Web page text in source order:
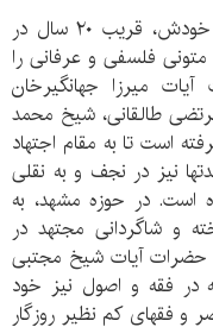
آیت الله میرزا مهدی اصفهانی به فرموده خودش، قریب ۲۰ سال در
فلسفی و عرفانی را
میرزا جهانگیرخان
طالقانی، شیخ محمد
است تا به مقام اجتهاد
نیز در نجف و به نقلی
است. در حوزه مشهد، به
و شاگردانی مجتهد در
حضرات آیات شیخ مجتبی
در فقه و اصول نیز خود
و فقهای کم نظیر روزگار